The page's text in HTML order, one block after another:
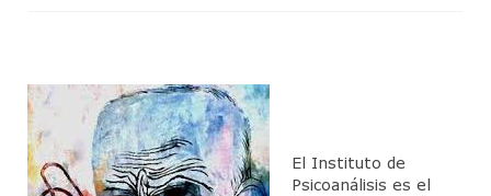
Actividades Cientificas
Jornadas Anuales Sigmund FreudEl Instituto de
Psicoanálisis es el